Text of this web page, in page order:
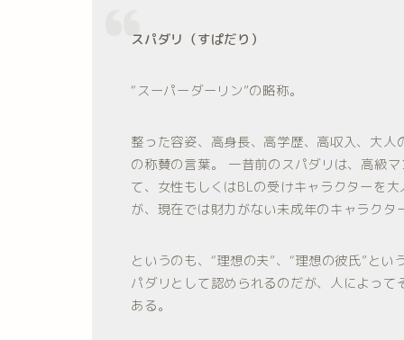
スパダリ（すぱだり）
“スーパーダーリン”の略称。
整った容姿、高身長、高学歴、高収入、大
の称賛の言葉。 一昔前のスパダリは、高級
て、女性もしくはBLの受けキャラクターを
が、現在では財力がない未成年のキャラク
というのも、“理想の夫”、“理想の彼氏”と
パダリとして認められるのだが、人によっ
ある。